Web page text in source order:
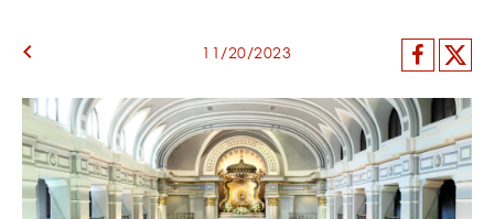
keyboard_arrow_left 11/20/2023